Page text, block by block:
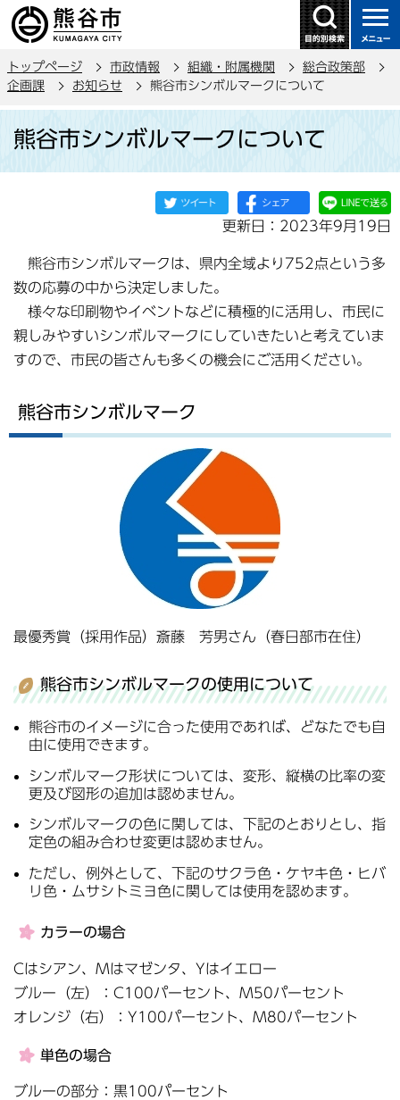
の
ー
トップページ 市政情報 組織・附属機関
総合政策部
企画課
お知らせ 熊谷市シンボルマークについて
熊谷市シンボルマークについて
更新日：2023年9月19日
熊谷市シンボルマークは、県内全域より752点という多
数の応募の中から決定しました。
様々な印刷物やイベントなどに積極的に活用し、市民に
親しみやすいシンボルマークにしていきたいと考えていま
すので、市民の皆さんも多くの機会にご活用ください。
熊谷市シンボルマーク
最優秀賞（採用作品）斎藤 芳男さん（春日部市在住）
熊谷市シンボルマークの使用について
熊谷市のイメージに合った使用であれば、どなたでも自
由に使用できます。
シンボルマーク形状については、変形、縦横の比率の変
更及び図形の追加は認めません。
シンボルマークの色に関しては、下記のとおりとし、指
定色の組み合わせ変更は認めません。
ただし、例外として、下記のサクラ色・ケヤキ色・ヒバ
リ色・ムサシトミヨ色に関しては使用を認めます。
カラーの場合
Cはシアン、Mはマゼンタ、Yはイエロー
ブルー（左）：C100パーセント、M50パーセント
オレンジ（右）：Y100パーセント、M80パーセント
単色の場合
ブルーの部分：黒100パーセント